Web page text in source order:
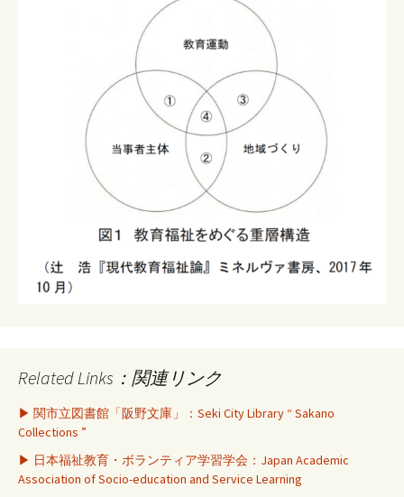
Related Links：関連リンク
▶ 関市立図書館「阪野文庫」：Seki City Library “ Sakano
Collections ”
▶ 日本福祉教育・ボランティア学習学会：Japan Academic
Association of Socio-education and Service Learning